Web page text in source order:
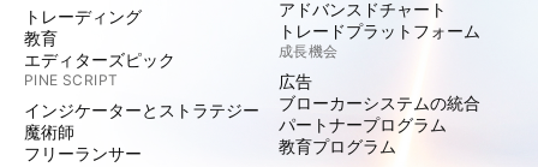
トレーディング
教育
エディターズピック
PINE SCRIPT
インジケーターとストラテジー
魔術師
フリーランサー
アドバンスドチャート
トレードプラットフォーム
成長機会
広告
ブローカーシステムの統合
パートナープログラム
教育プログラム